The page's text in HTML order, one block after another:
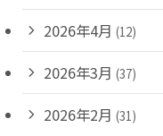
2026年4月 (12)
2026年3月 (37)
2026年2月 (31)